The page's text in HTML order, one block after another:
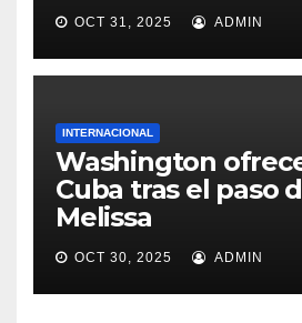
OCT 31, 2025 ADMIN
INTERNACIONAL
Washington
Cuba tras el paso
Melissa
OCT 30, 2025 ADMIN